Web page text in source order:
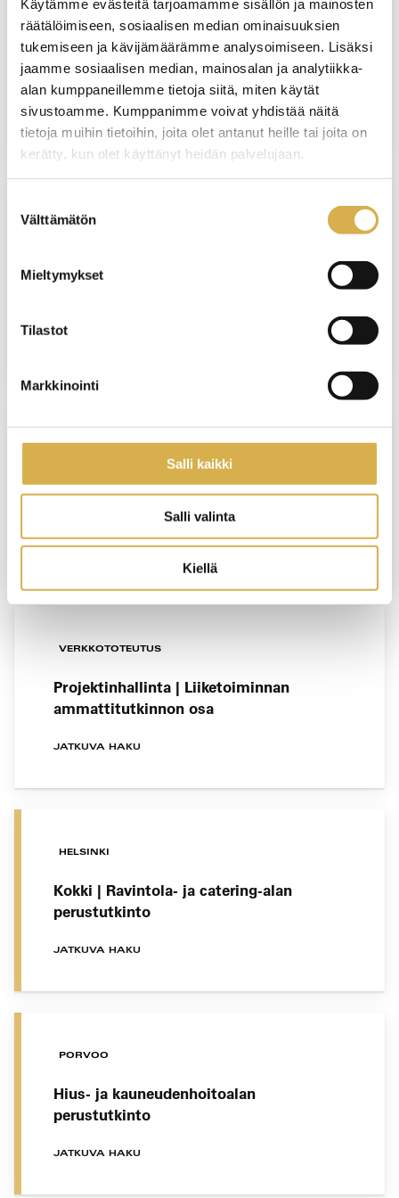
Käytämme evästeitä tarjoamamme sisällön ja mainosten
räätälöimiseen, sosiaalisen median ominaisuuksien
tukemiseen ja kävijämäärämme analysoimiseen. Lisäksi
jaamme sosiaalisen median, mainosalan ja analytiikka-
alan kumppaneillemme tietoja siitä, miten käytät
sivustoamme. Kumppanimme voivat yhdistää näitä
tietoja muihin tietoihin, joita olet antanut heille tai joita on
kerätty, kun olet käyttänyt heidän palvelujaan.
valinta
Välttämätön
Mieltymykset
Tilastot
Markkinointi
Salli kaikki
Salli valinta
Kiellä
Talotekniikan/Kone- ja tuotantotekniikan
osatutkinto | Osatutkinto
JATKUVA HAKU
VERKKOTOTEUTUS
palvelumuotoilu | Liiketoiminnan
PORVOO
Tarjoilija | Ravintola- ja catering-alan
JATKUVA HAKU
VERKKOTOTEUTUS
Projektinhallinta | Liiketoiminnan
ammattitutkinnon osa
JATKUVA HAKU
HELSINKI
Kokki | Ravintola- ja catering-alan
perustutkinto
JATKUVA HAKU
PORVOO
Hius- ja kauneudenhoitoalan
perustutkinto
JATKUVA HAKU